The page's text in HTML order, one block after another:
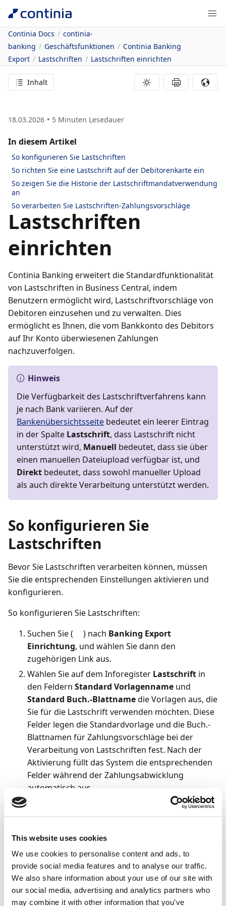
This website uses cookies
We use cookies to personalise content and ads, to
provide social media features and to analyse our traffic.
We also share information about your use of our site with
our social media, advertising and analytics partners who
may combine it with other information that you’ve
Continia Docs
continia-
banking
Geschäftsfunktionen
Continia Banking
Export
Lastschriften Lastschriften einrichten
Inhalt
18.03.2026 5 Minuten Lesedauer
In diesem Artikel
So konfigurieren Sie Lastschriften
So richten Sie eine Lastschrift auf der Debitorenkarte ein
So zeigen Sie die Historie der Lastschriftmandatverwendung
an
So verarbeiten Sie Lastschriften-Zahlungsvorschläge
Lastschriften
einrichten
Continia Banking erweitert die Standardfunktionalität
von Lastschriften in Business Central, indem
Benutzern ermöglicht wird, Lastschriftvorschläge von
Debitoren einzusehen und zu verwalten. Dies
ermöglicht es Ihnen, die vom Bankkonto des Debitors
auf Ihr Konto überwiesenen Zahlungen
nachzuverfolgen.
Hinweis
Die Verfügbarkeit des Lastschriftverfahrens kann
je nach Bank variieren. Auf der
Bankenübersichtsseite bedeutet ein leerer Eintrag
in der Spalte Lastschrift, dass Lastschrift nicht
unterstützt wird, Manuell bedeutet, dass sie über
einen manuellen Dateiupload verfügbar ist, und
Direkt bedeutet, dass sowohl manueller Upload
als auch direkte Verarbeitung unterstützt werden.
So konfigurieren Sie
Lastschriften
Bevor Sie Lastschriften verarbeiten können, müssen
Sie die entsprechenden Einstellungen aktivieren und
konfigurieren.
So konfigurieren Sie Lastschriften:
Suchen Sie (
) nach Banking Export
Einrichtung, und wählen Sie dann den
zugehörigen Link aus.
Wählen Sie auf dem Inforegister Lastschrift in
den Feldern Standard Vorlagenname und
Standard Buch.-Blattnamedie Vorlagen aus, die
Sie für die Lastschrift verwenden möchten. Diese
Felder legen die Standardvorlage und die Buch.-
Blattnamen für Zahlungsvorschläge bei der
Verarbeitung von Lastschriften fest. Nach der
Aktivierung füllt das System die entsprechenden
Felder während der Zahlungsabwicklung
automatisch aus.
So richten Sie eine Lastschrift
auf der Debitorenkarte ein
Klicken Sie auf der Debitorenkarte auf Debitor
Lastschrift-Mandate
und geben die für den
Debitor relevanten Informationen ein.
Stellen Sie auf dem InforegisterZahlungen